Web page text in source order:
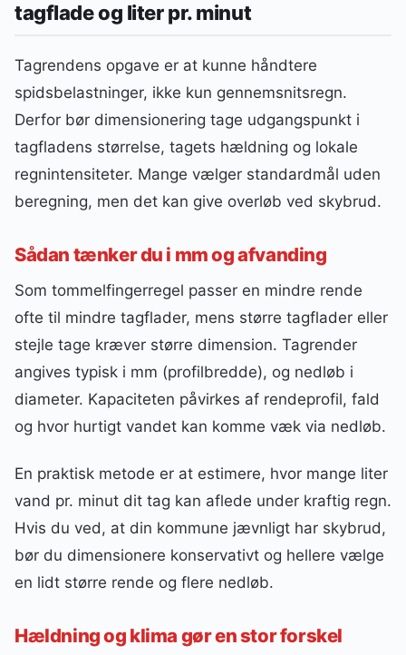
tagflade og liter pr. minut
Tagrendens opgave er at kunne håndtere
spidsbelastninger, ikke kun gennemsnitsregn.
Derfor bør dimensionering tage udgangspunkt i
tagfladens størrelse, tagets hældning og lokale
regnintensiteter. Mange vælger standardmål uden
beregning, men det kan give overløb ved skybrud.
Sådan tænker du i mm og afvanding
Som tommelfingerregel passer en mindre rende
ofte til mindre tagflader, mens større tagflader eller
stejle tage kræver større dimension. Tagrender
angives typisk i mm (profilbredde), og nedløb i
diameter. Kapaciteten påvirkes af rendeprofil, fald
og hvor hurtigt vandet kan komme væk via nedløb.
En praktisk metode er at estimere, hvor mange liter
vand pr. minut dit tag kan aflede under kraftig regn.
Hvis du ved, at din kommune jævnligt har skybrud,
bør du dimensionere konservativt og hellere vælge
en lidt større rende og flere nedløb.
Hældning og klima gør en stor forskel